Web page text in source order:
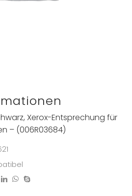
Xerox-Entsprechung für
– (006R03684)